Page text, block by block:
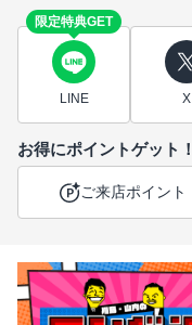
限定特典GET
LINE X
お得にポイントゲット！
ご来店ポイント